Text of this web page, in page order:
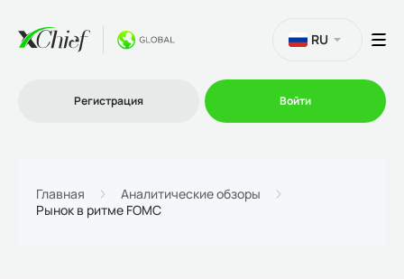
RU
Регистрация Войти
Главная
Аналитические обзоры
Рынок в ритме FOMC